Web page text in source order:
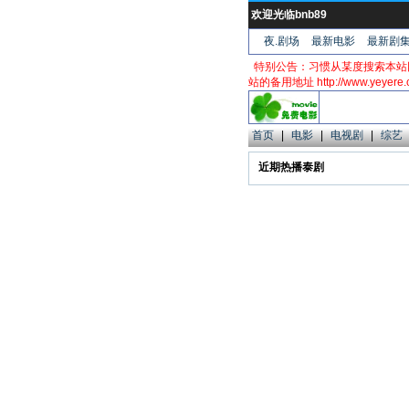
欢迎光临bnb89
夜.剧场 最新电影 最新剧
特别公告：习惯从某度搜索本
站的备用地址 http://
首页 | 电影 | 电视剧 | 综艺
近期热播泰剧